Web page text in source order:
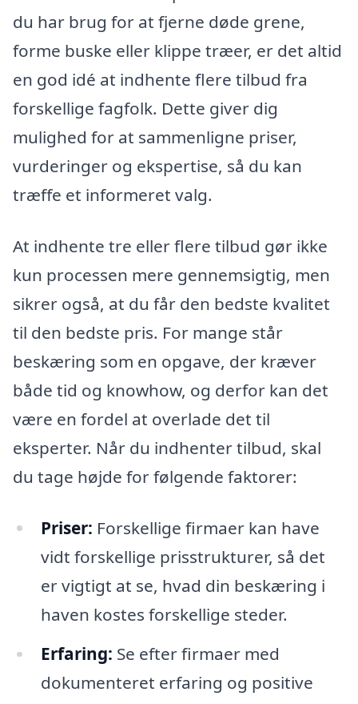
du har brug for at fjerne døde grene,
forme buske eller klippe træer, er det altid
en god idé at indhente flere tilbud fra
forskellige fagfolk. Dette giver dig
mulighed for at sammenligne priser,
vurderinger og ekspertise, så du kan
træffe et informeret valg.
At indhente tre eller flere tilbud gør ikke
kun processen mere gennemsigtig, men
sikrer også, at du får den bedste kvalitet
til den bedste pris. For mange står
beskæring som en opgave, der kræver
både tid og knowhow, og derfor kan det
være en fordel at overlade det til
eksperter. Når du indhenter tilbud, skal
du tage højde for følgende faktorer:
Priser: Forskellige firmaer kan have
vidt forskellige prisstrukturer, så det
er vigtigt at se, hvad din beskæring i
haven kostes forskellige steder.
Erfaring: Se efter firmaer med
dokumenteret erfaring og positive